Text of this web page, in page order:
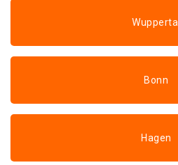
Wuppertal
Bonn
Hagen